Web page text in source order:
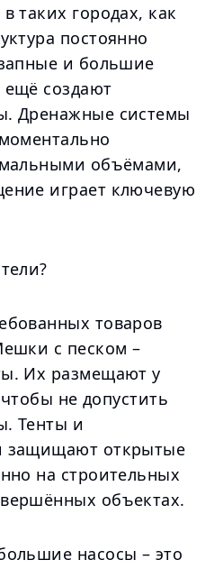
таких городах, как
постоянно
и большие
создают
Дренажные системы
объёмами,
играет ключевую
товаров
с песком –
Их размещают у
не допустить
Тенты и
защищают открытые
на строительных
объектах.
насосы – это